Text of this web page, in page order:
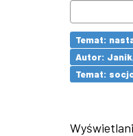
Temat:
Autor:
Temat: